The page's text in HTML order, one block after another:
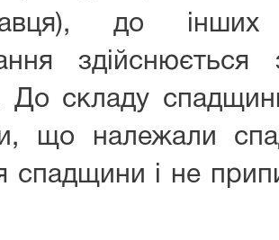
до інших
До складу
що належали
спадщини і не